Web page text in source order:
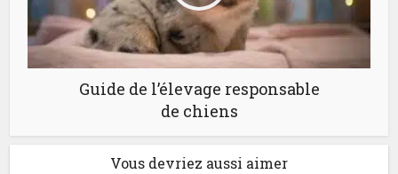
Guide de l’élevage responsable
de chiens
Vous devriez aussi aimer